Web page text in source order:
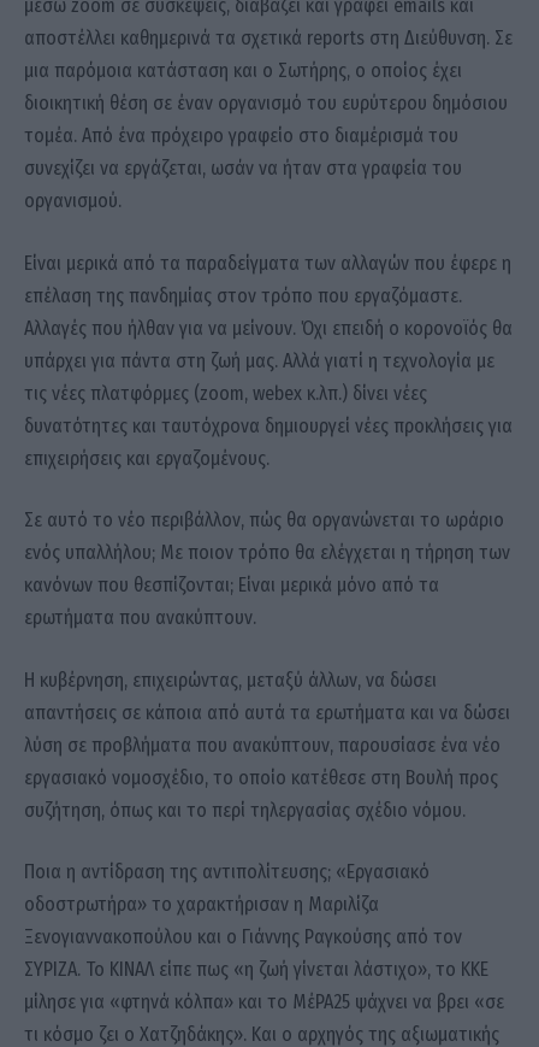
μέσω zoom σε συσκέψεις, διαβάζει και γράφει emails και
αποστέλλει καθημερινά τα σχετικά reports στη Διεύθυνση. Σε
μια παρόμοια κατάσταση και ο Σωτήρης, ο οποίος έχει
διοικητική θέση σε έναν οργανισμό του ευρύτερου δημόσιου
τομέα. Από ένα πρόχειρο γραφείο στο διαμέρισμά του
συνεχίζει να εργάζεται, ωσάν να ήταν στα γραφεία του
οργανισμού.
Είναι μερικά από τα παραδείγματα των αλλαγών που έφερε η
επέλαση της πανδημίας στον τρόπο που εργαζόμαστε.
Αλλαγές που ήλθαν για να μείνουν. Όχι επειδή ο κορονοϊός θα
υπάρχει για πάντα στη ζωή μας. Αλλά γιατί η τεχνολογία με
τις νέες πλατφόρμες (zoom, webex κ.λπ.) δίνει νέες
δυνατότητες και ταυτόχρονα δημιουργεί νέες προκλήσεις για
επιχειρήσεις και εργαζομένους.
Σε αυτό το νέο περιβάλλον, πώς θα οργανώνεται το ωράριο
ενός υπαλλήλου; Με ποιον τρόπο θα ελέγχεται η τήρηση των
κανόνων που θεσπίζονται; Είναι μερικά μόνο από τα
ερωτήματα που ανακύπτουν.
Η κυβέρνηση, επιχειρώντας, μεταξύ άλλων, να δώσει
απαντήσεις σε κάποια από αυτά τα ερωτήματα και να δώσει
λύση σε προβλήματα που ανακύπτουν, παρουσίασε ένα νέο
εργασιακό νομοσχέδιο, το οποίο κατέθεσε στη Βουλή προς
συζήτηση, όπως και το περί τηλεργασίας σχέδιο νόμου.
Ποια η αντίδραση της αντιπολίτευσης; «Εργασιακό
οδοστρωτήρα» το χαρακτήρισαν η Μαριλίζα
Ξενογιαννακοπούλου και ο Γιάννης Ραγκούσης από τον
ΣΥΡΙΖΑ. Το ΚΙΝΑΛ είπε πως «η ζωή γίνεται λάστιχο», το ΚΚΕ
μίλησε για «φτηνά κόλπα» και το ΜέΡΑ25 ψάχνει να βρει «σε
τι κόσμο ζει ο Χατζηδάκης». Και ο αρχηγός της αξιωματικής